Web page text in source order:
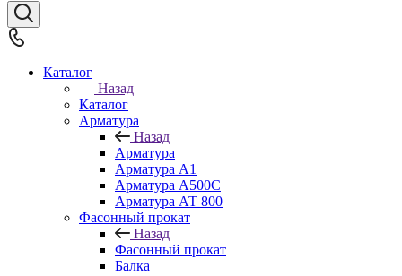
Каталог
Назад
Каталог
Арматура
Назад
Арматура
Арматура А1
Арматура А500С
Арматура АТ 800
Фасонный прокат
Назад
Фасонный прокат
Балка